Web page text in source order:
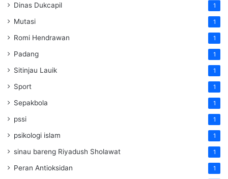
Dinas Dukcapil 1
Mutasi 1
Romi Hendrawan 1
Padang 1
Sitinjau Lauik 1
Sport 1
Sepakbola 1
pssi 1
psikologi islam 1
sinau bareng Riyadush Sholawat 1
Peran Antioksidan 1